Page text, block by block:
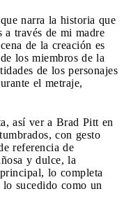
narra la historia que
través de mi madre
de la creación es
los miembros de la
de los personajes
el metraje,
así ver a Brad Pitt en
con gesto
referencia de
y dulce, la
lo completa
sucedido como un